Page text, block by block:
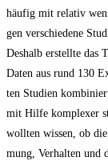
häu­fig mit rela­tiv
gen ver­schie­de­ne
Des­halb erstell­te das
Daten aus rund 130
ten Stu­di­en
mit Hil­fe kom­ple­xer
woll­ten wis­sen, ob
mung, Ver­hal­ten und